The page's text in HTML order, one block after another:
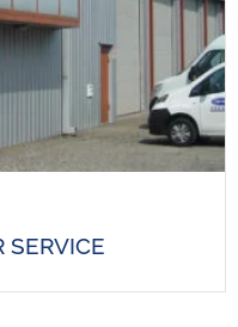
SERVICE